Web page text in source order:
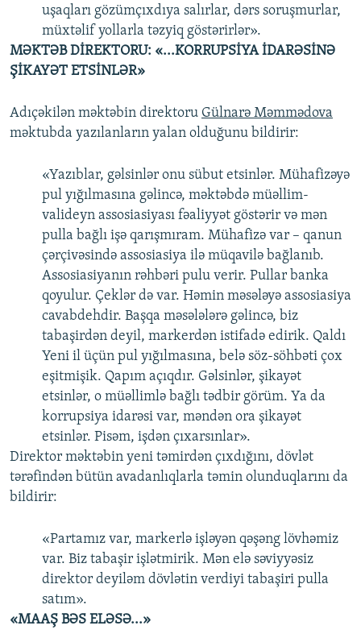
uşaqları gözümçıxdıya salırlar, dərs soruşmurlar,
müxtəlif yollarla təzyiq göstərirlər».
MƏKTƏB DİREKTORU: «...KORRUPSİYA İDARƏSİNƏ
ŞİKAYƏT ETSİNLƏR»
Adıçəkilən məktəbin direktoru Gülnarə Məmmədova
məktubda yazılanların yalan olduğunu bildirir:
«Yazıblar, gəlsinlər onu sübut etsinlər. Mühafizəyə
pul yığılmasına gəlincə, məktəbdə müəllim-
valideyn assosiasiyası fəaliyyət göstərir və mən
pulla bağlı işə qarışmıram. Mühafizə var – qanun
çərçivəsində assosiasiya ilə müqavilə bağlanıb.
Assosiasiyanın rəhbəri pulu verir. Pullar banka
qoyulur. Çeklər də var. Həmin məsələyə assosiasiya
cavabdehdir. Başqa məsələlərə gəlincə, biz
tabaşirdən deyil, markerdən istifadə edirik. Qaldı
Yeni il üçün pul yığılmasına, belə söz-söhbəti çox
eşitmişik. Qapım açıqdır. Gəlsinlər, şikayət
etsinlər, o müəllimlə bağlı tədbir görüm. Ya da
korrupsiya idarəsi var, məndən ora şikayət
etsinlər. Pisəm, işdən çıxarsınlar».
Direktor məktəbin yeni təmirdən çıxdığını, dövlət
tərəfindən bütün avadanlıqlarla təmin olunduqlarını da
bildirir:
«Partamız var, markerlə işləyən qəşəng lövhəmiz
var. Biz tabaşir işlətmirik. Mən elə səviyyəsiz
direktor deyiləm dövlətin verdiyi tabaşiri pulla
satım».
«MAAŞ BƏS ELƏSƏ...»